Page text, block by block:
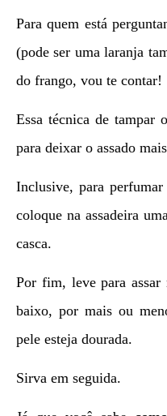
Para quem está
(pode ser uma laranja
do frango, vou te contar!
Essa técnica de tampar
para deixar o assado
Inclusive, para
coloque na assadeira
casca.
Por fim, leve para
baixo, por mais ou
pele esteja dourada.
Sirva em seguida.